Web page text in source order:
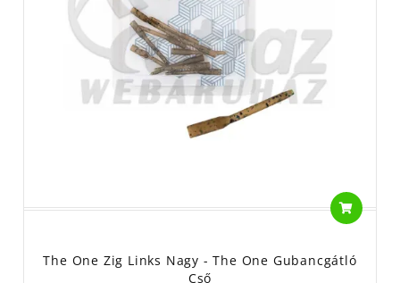
The One Zig Links Nagy - The One Gubancgátló
Cső